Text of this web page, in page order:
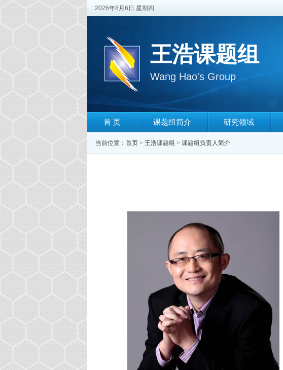
2026年8月6日 星期四
王浩课题组
Wang Hao's Group
首 页 课题组简介 研究领域
当前位置： 首页 > 王浩课题组 > 课题组负责人简介